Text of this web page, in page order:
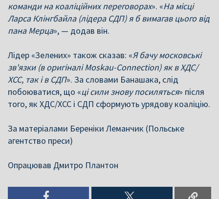
команди на коаліційних переговорах». «На місці
Ларса Клінгбайла (лідера СДП) я б вимагав цього від
пана Мерца», — додав він.
Лідер «Зелених» також сказав: «Я бачу московські
зв'язки (в оригіналі Moskau-Connection) як в ХДС/
ХСС, так і в СДП». За словами Банашака, слід
побоюватися, що «ці сили знову посиляться» після
того, як ХДС/ХСС і СДП сформують урядову коаліцію.
За матеріалами Береніки Леманчик (Польське
агентство преси)
Опрацював Дмитро Плантон